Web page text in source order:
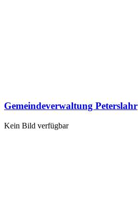
Gemeindeverwaltung Peterslahr
Kein Bild verfügbar